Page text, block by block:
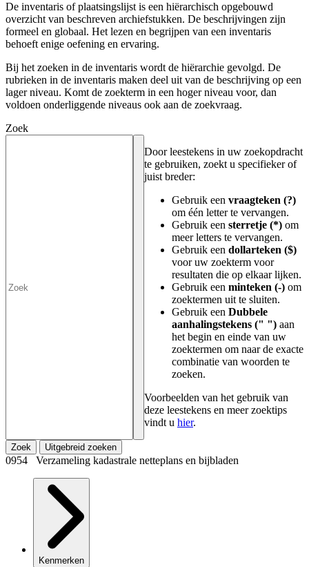
De inventaris of plaatsingslijst is een hiërarchisch opgebouwd
overzicht van beschreven archiefstukken. De beschrijvingen zijn
formeel en globaal. Het lezen en begrijpen van een inventaris
behoeft enige oefening en ervaring.
Bij het zoeken in de inventaris wordt de hiërarchie gevolgd. De
rubrieken in de inventaris maken deel uit van de beschrijving op een
lager niveau. Komt de zoekterm in een hoger niveau voor, dan
voldoen onderliggende niveaus ook aan de zoekvraag.
Zoek
Door leestekens in uw zoekopdracht
te gebruiken, zoekt u specifieker of
juist breder:
Gebruik een vraagteken (?)
om één letter te vervangen.
Gebruik een sterretje (*) om
meer letters te vervangen.
Gebruik een dollarteken ($)
voor uw zoekterm voor
resultaten die op elkaar lijken.
Gebruik een minteken (-) om
zoektermen uit te sluiten.
Gebruik een Dubbele
aanhalingstekens (" ") aan
het begin en einde van uw
zoektermen om naar de exacte
combinatie van woorden te
zoeken.
Voorbeelden van het gebruik van
deze leestekens en meer zoektips
vindt u hier.
Zoek Uitgebreid zoeken
0954 Verzameling kadastrale netteplans en bijbladen
Kenmerken